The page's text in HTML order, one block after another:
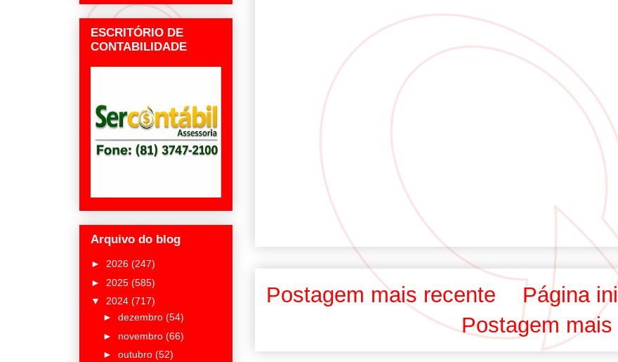
Postagem mais recente
Postagem mais
Página
ESCRITÓRIO DE
CONTABILIDADE
Arquivo do blog
► 2026 (247)
► 2025 (585)
▼ 2024 (717)
► dezembro (54)
► novembro (66)
► outubro (52)